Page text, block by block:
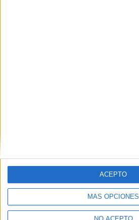
MÁS OPCIONES
ACEPTO